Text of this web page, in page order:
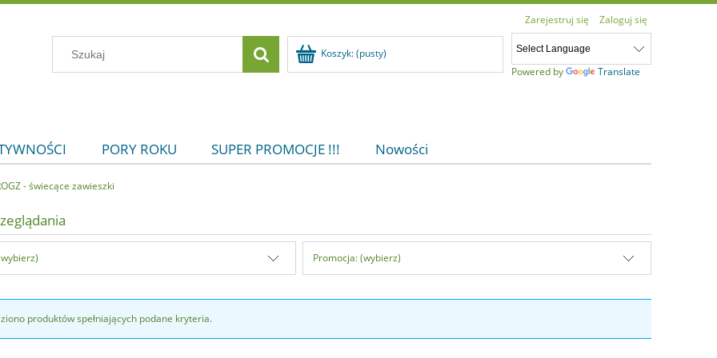
Zarejestruj się Zaloguj się
Powered by Translate
Koszyk: (pusty)
PORY ROKU SUPER PROMOCJE !!! Nowości
- świecące zawieszki
Promocja: (wybierz)
produktów spełniających podane kryteria.